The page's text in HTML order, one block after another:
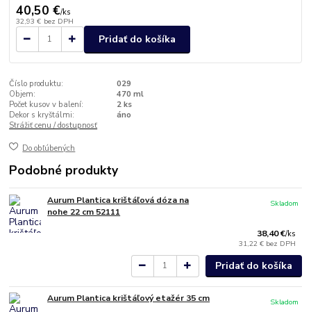
40,50 €/ks
32,93 € bez DPH
Pridať do košíka
Číslo produktu:
029
Objem:
470 ml
Počet kusov v balení:
2 ks
Dekor s kryštálmi:
áno
Strážiť cenu / dostupnosť
Do obľúbených
Podobné produkty
Aurum Plantica krištáľová dóza na
nohe 22 cm 52111
38,40 €/ks
31,22 € bez DPH
Skladom
Pridať do košíka
Aurum Plantica krištáľový etažér 35 cm
Skladom